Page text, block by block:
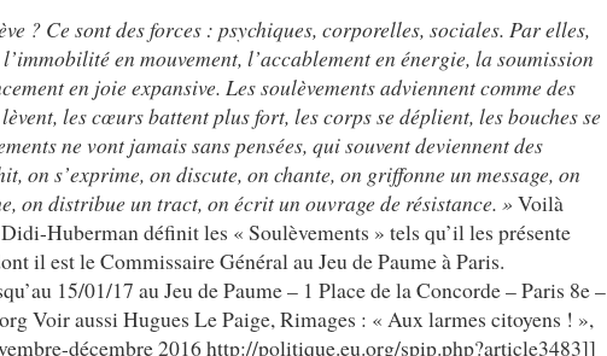
? Ce sont des forces : psychiques, corporelles, sociales. Par elles,
en mouvement, l’accablement en énergie, la soumission
en joie expansive. Les soulèvements adviennent comme des
les cœurs battent plus fort, les corps se déplient, les bouches se
ne vont jamais sans pensées, qui souvent deviennent des
on s’exprime, on discute, on chante, on griffonne un message, on
on distribue un tract, on écrit un ouvrage de résistance. » Voilà
Huberman définit les « Soulèvements » tels qu’il les présente
il est le Commissaire Général au Jeu de Paume à Paris.
15/01/17 au Jeu de Paume – 1 Place de la Concorde – Paris 8e –
Voir aussi Hugues Le Paige, Rimages : « Aux larmes citoyens ! »,
décembre 2016 http://politique.eu.org/spip.php?article3483]]